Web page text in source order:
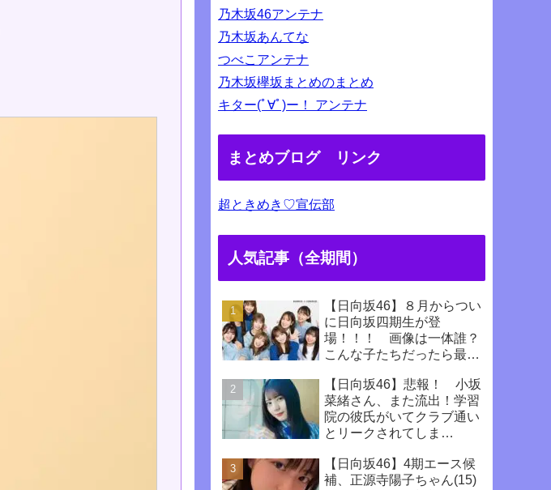
乃木坂46アンテナ
乃木坂あんてな
つべこアンテナ
乃木坂欅坂まとめのまとめ
キター(ﾟ∀ﾟ)ー！ アンテナ
まとめブログ リンク
超ときめき♡宣伝部
人気記事（全期間）
【日向坂46】８月からつい
に日向坂四期生が登
場！！！ 画像は一体誰？
こんな子たちだったら最高
【日向坂46】悲報！ 小坂
菜緒さん、また流出！学習
院の彼氏がいてクラブ通い
とリークされてしま
【日向坂46】4期エース候
補、正源寺陽子ちゃん(15)